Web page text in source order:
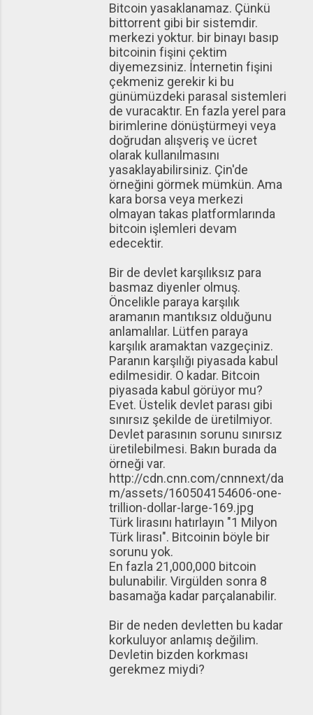
Bitcoin yasaklanamaz. Çünkü
bittorrent gibi bir sistemdir.
merkezi yoktur. bir binayı basıp
bitcoinin fişini çektim
diyemezsiniz. İnternetin fişini
çekmeniz gerekir ki bu
günümüzdeki parasal sistemleri
de vuracaktır. En fazla yerel para
birimlerine dönüştürmeyi veya
doğrudan alışveriş ve ücret
olarak kullanılmasını
yasaklayabilirsiniz. Çin'de
örneğini görmek mümkün. Ama
kara borsa veya merkezi
olmayan takas platformlarında
bitcoin işlemleri devam
edecektir.
Bir de devlet karşılıksız para
basmaz diyenler olmuş.
Öncelikle paraya karşılık
aramanın mantıksız olduğunu
anlamalılar. Lütfen paraya
karşılık aramaktan vazgeçiniz.
Paranın karşılığı piyasada kabul
edilmesidir. O kadar. Bitcoin
piyasada kabul görüyor mu?
Evet. Üstelik devlet parası gibi
sınırsız şekilde de üretilmiyor.
Devlet parasının sorunu sınırsız
üretilebilmesi. Bakın burada da
örneği var.
http://cdn.cnn.com/cnnnext/da
m/assets/160504154606-one-
trillion-dollar-large-169.jpg
Türk lirasını hatırlayın "1 Milyon
Türk lirası". Bitcoinin böyle bir
sorunu yok.
En fazla 21,000,000 bitcoin
bulunabilir. Virgülden sonra 8
basamağa kadar parçalanabilir.
Bir de neden devletten bu kadar
korkuluyor anlamış değilim.
Devletin bizden korkması
gerekmez miydi?